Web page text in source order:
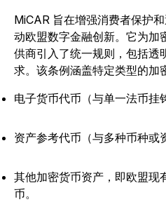
MiCAR 旨在增强消费者保护
动欧盟数字金融创新。它为加
供商引入了统一规则，包括透
求。该条例涵盖特定类型的加
电子货币代币（与单一法币挂
资产参考代币（与多种币种或
其他加密货币资产，即欧盟现
币。